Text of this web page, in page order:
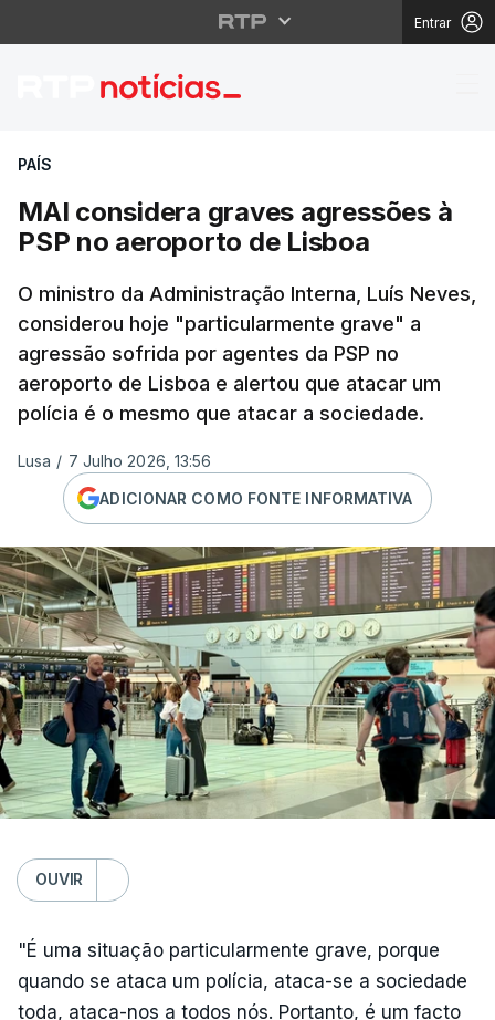
Entrar
MAI considera graves
PAÍS
MAI considera graves agressões à
PSP no aeroporto de Lisboa
O ministro da Administração Interna, Luís Neves,
considerou hoje "particularmente grave" a
agressão sofrida por agentes da PSP no
aeroporto de Lisboa e alertou que atacar um
polícia é o mesmo que atacar a sociedade.
Lusa / 7 Julho 2026, 13:56
ADICIONAR COMO FONTE INFORMATIVA
OUVIR
"É uma situação particularmente grave, porque
quando se ataca um polícia, ataca-se a sociedade
toda, ataca-nos a todos nós. Portanto, é um facto